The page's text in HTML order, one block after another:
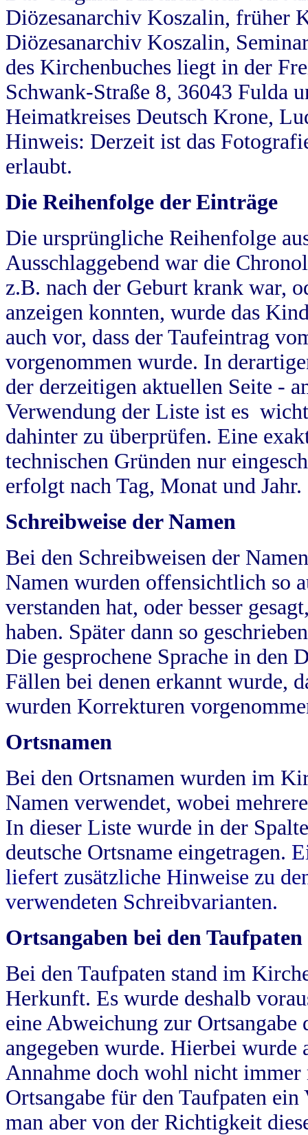
Diözesanarchiv Koszalin, früher
Diözesanarchiv Koszalin,
des Kirchenbuches liegt in der
Schwank-Straße 8, 36043 Fulda
Heimatkreises Deutsch Krone,
Hinweis: Derzeit ist das
erlaubt.
Die Reihenfolge der Einträge
Die ursprüngliche Reihenfolge
Ausschlaggebend war die
z.B. nach der Geburt krank war,
anzeigen konnten, wurde das
auch vor, dass der Taufeintrag
vorgenommen wurde. In
der derzeitigen aktuellen Seite -
Verwendung der Liste ist es
dahinter zu überprüfen. Eine
technischen Gründen nur
erfolgt nach Tag, Monat und Jahr.
Schreibweise der Namen
Bei den Schreibweisen der
Namen wurden offensichtlich so
verstanden hat, oder besser
haben. Später dann so
Die gesprochene Sprache in
Fällen bei denen erkannt wurde,
wurden Korrekturen
Ortsnamen
Bei den Ortsnamen wurden im
Namen verwendet, wobei
In dieser Liste wurde in der
deutsche Ortsname eingetragen.
liefert zusätzliche Hinweise zu
verwendeten Schreibvarianten.
Ortsangaben bei den Taufpaten
Bei den Taufpaten stand im
Herkunft. Es wurde deshalb
eine Abweichung zur
angegeben wurde. Hierbei wurde
Annahme doch wohl nicht
Ortsangabe für den Taufpaten
man aber von der Richtigkeit